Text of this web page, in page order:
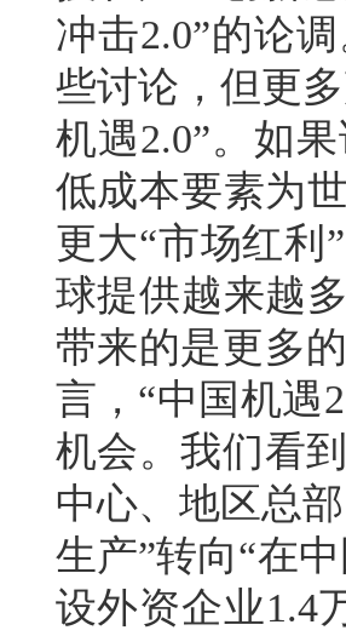
冲击2.0”的论
些讨论，但更
机遇2.0”。如
低成本要素为
更大“市场红利
球提供越来越
带来的是更多
言，“中国机遇
机会。我们看
中心、地区总
生产”转向“在
设外资企业1.4